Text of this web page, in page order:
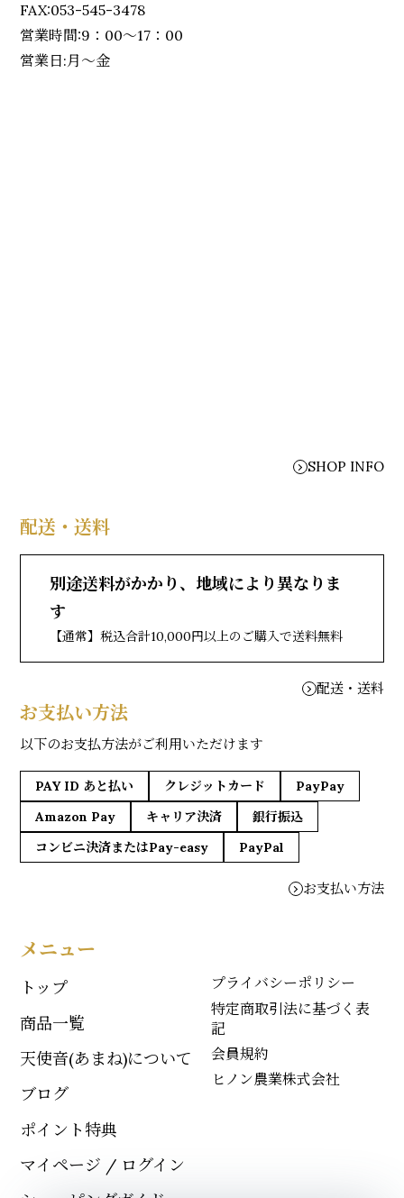
FAX:053-545-3478
営業時間:9：00～17：00
営業日:月～金
SHOP INFO
配送・送料
別途送料がかかり、地域により異なりま
す
【通常】税込合計10,000円以上のご購入で送料無料
配送・送料
お支払い方法
以下のお支払方法がご利用いただけます
PAY ID あと払い クレジットカード
PayPay
Amazon Pay
キャリア決済
銀行振込
コンビニ決済またはPay-easy
PayPal
お支払い方法
メニュー
トップ
商品一覧
天使音(あまね)について
ブログ
ポイント特典
マイページ / ログイン
プライバシーポリシー
特定商取引法に基づく表
記
会員規約
ヒノン農業株式会社